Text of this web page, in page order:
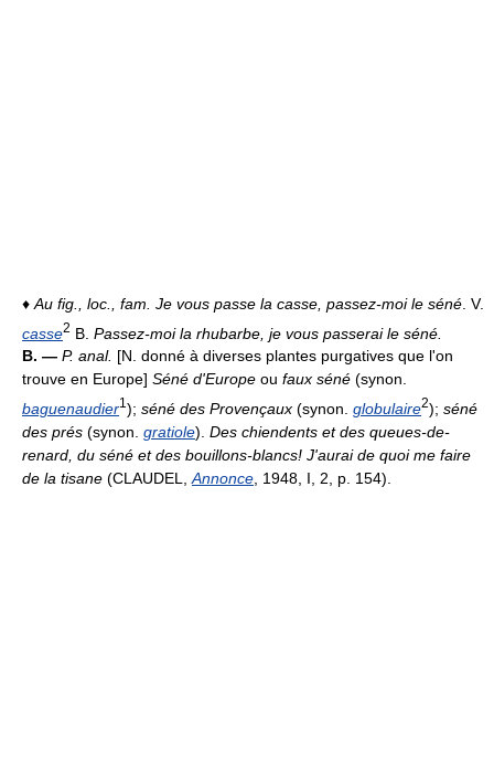
♦ Au fig., loc., fam. Je vous passe la casse, passez-moi le séné . V.
casse2 B. Passez-moi la rhubarbe , je vous passerai le séné.
B. — P. anal. [N. donné à diverses plantes purgatives que l'on
trouve en Europe] Séné d'Europe ou faux séné (synon.
baguenaudier1 ); séné des Provençaux (synon. globulaire2); séné
des prés (synon. gratiole). Des chiendents et des queues-de-
renard, du séné et des bouillons-blancs! J'aurai de quoi me faire
de la tisane (CLAUDEL, Annonce , 1948, I, 2, p. 154).